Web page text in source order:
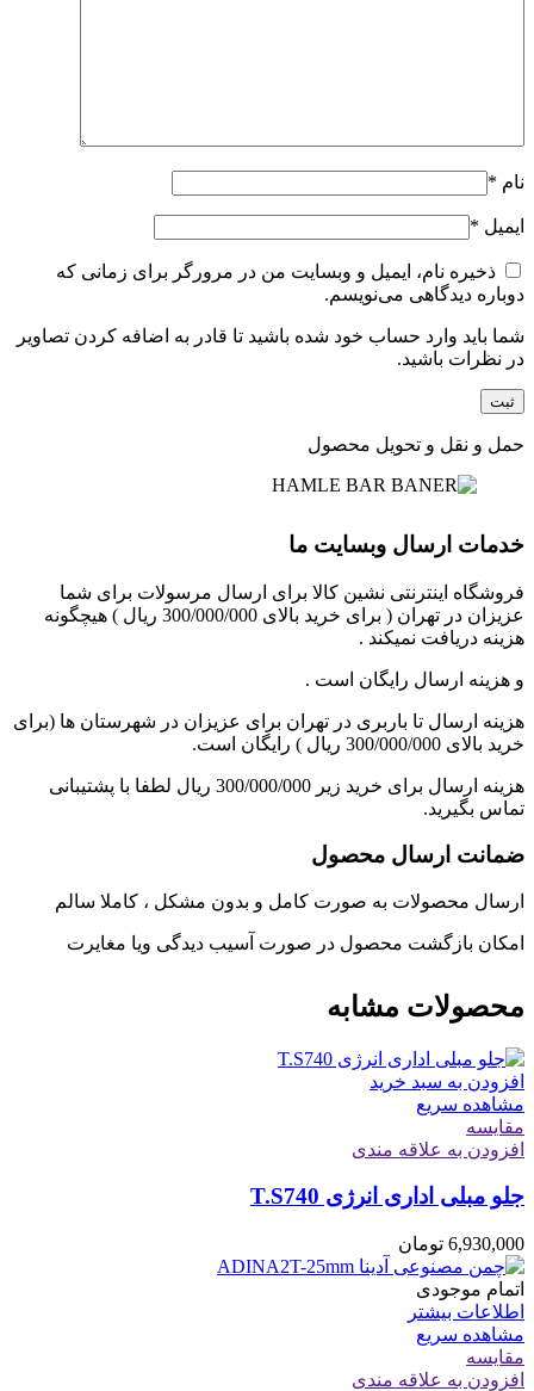
نام *
ایمیل *
ذخیره نام، ایمیل و وبسایت من در مرورگر برای زمانی که
دوباره دیدگاهی می‌نویسم.
شما باید وارد حساب خود شده باشید تا قادر به اضافه کردن تصاویر
در نظرات باشید.
حمل و نقل و تحویل محصول
خدمات ارسال وبسایت ما
فروشگاه اینترنتی نشین کالا برای ارسال مرسولات برای شما
عزیزان در تهران ( برای خرید بالای 300/000/000 ریال ) هیچگونه
هزینه دریافت نمیکند .
و هزینه ارسال رایگان است .
هزینه ارسال تا باربری در تهران برای عزیزان در شهرستان ها (برای
خرید بالای 300/000/000 ریال ) رایگان است.
هزینه ارسال برای خرید زیر 300/000/000 ریال لطفا با پشتیبانی
تماس بگیرید.
ضمانت ارسال محصول
ارسال محصولات به صورت کامل و بدون مشکل ، کاملا سالم
امکان بازگشت محصول در صورت آسیب دیدگی ویا مغایرت
محصولات مشابه
افزودن به سبد خرید
مشاهده سریع
مقایسه
افزودن به علاقه مندی
جلو مبلی اداری انرژی T.S740
6,930,000 تومان
اتمام موجودی
اطلاعات بیشتر
مشاهده سریع
مقایسه
افزودن به علاقه مندی